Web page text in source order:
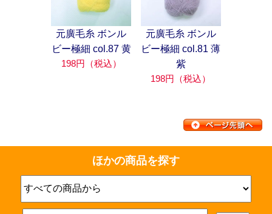
元廣毛糸 ボンル
ビー極細 col.87 黄
198円（税込）
元廣毛糸 ボンル
ビー極細 col.81 薄
紫
198円（税込）
ほかの商品を探す